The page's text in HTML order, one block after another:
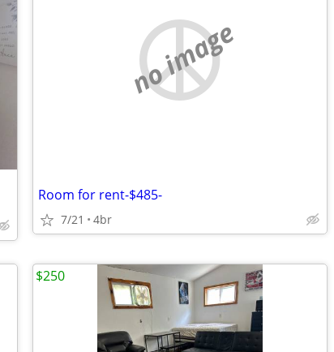
no image
Room for rent-$485-
7/21 4br
$250